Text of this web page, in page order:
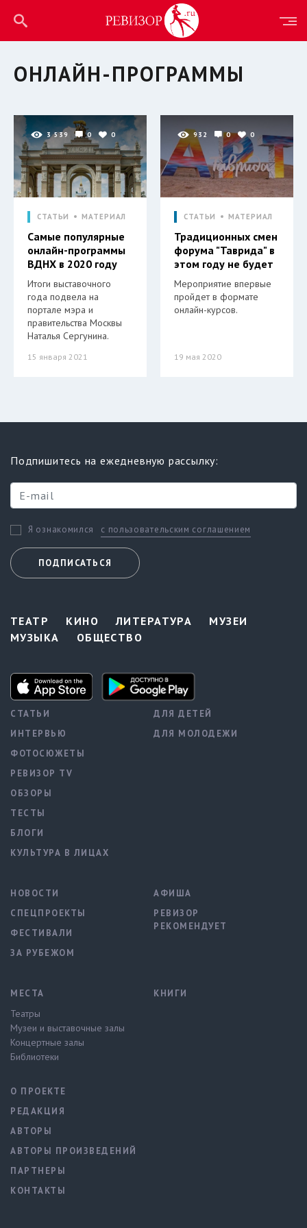
ОНЛАЙН-ПРОГРАММЫ
3 539 0 0
СТАТЬИ МАТЕРИАЛ
Самые популярные
онлайн-программы
ВДНХ в 2020 году
Итоги выставочного
года подвела на
портале мэра и
правительства Москвы
Наталья Сергунина.
15 января 2021
932 0 0
СТАТЬИ МАТЕРИАЛ
Традиционных смен
форума "Таврида" в
этом году не будет
Мероприятие впервые
пройдет в формате
онлайн-курсов.
19 мая 2020
Подпишитесь на ежедневную рассылку:
Я ознакомился с пользовательским соглашением
ПОДПИСАТЬСЯ
ТЕАТР КИНО ЛИТЕРАТУРА
МУЗЕИ
МУЗЫКА
ОБЩЕСТВО
СТАТЬИ
ИНТЕРВЬЮ
ФОТОСЮЖЕТЫ
РЕВИЗОР TV
ОБЗОРЫ
ТЕСТЫ
БЛОГИ
КУЛЬТУРА В ЛИЦАХ
ДЛЯ ДЕТЕЙ
ДЛЯ МОЛОДЕЖИ
НОВОСТИ
СПЕЦПРОЕКТЫ
ФЕСТИВАЛИ
ЗА РУБЕЖОМ
АФИША
РЕВИЗОР
РЕКОМЕНДУЕТ
МЕСТА
Театры
Музеи и выставочные залы
Концертные залы
Библиотеки
КНИГИ
О ПРОЕКТЕ
РЕДАКЦИЯ
АВТОРЫ
АВТОРЫ ПРОИЗВЕДЕНИЙ
ПАРТНЕРЫ
КОНТАКТЫ